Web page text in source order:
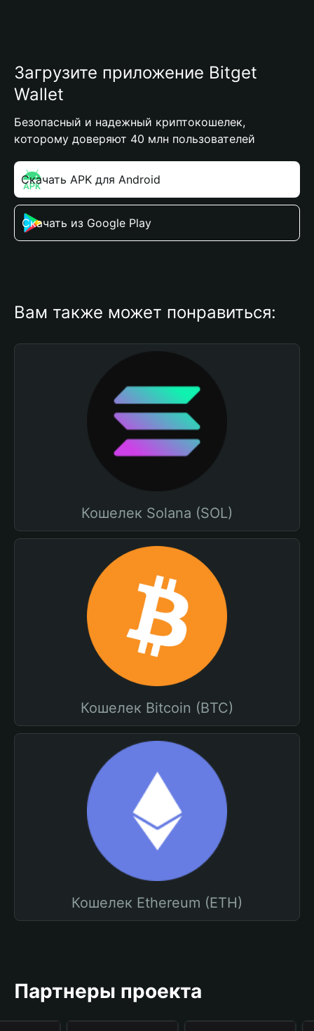
Загрузите приложение Bitget
Wallet
Безопасный и надежный криптокошелек,
которому доверяют 40 млн пользователей
Скачать APK для Android
Скачать из Google Play
Вам также может понравиться:
Кошелек Solana (SOL)
Кошелек Bitcoin (BTC)
Кошелек Ethereum (ETH)
Партнеры проекта